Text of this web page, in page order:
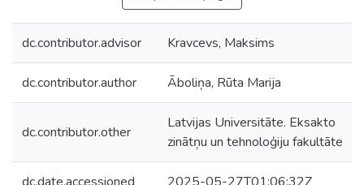
dc.contributor.advisor Kravcevs, Maksims
dc.contributor.author Āboliņa, Rūta Marija
dc.contributor.other
Latvijas Universitāte. Eksakto
zinātņu un tehnoloģiju fakultāte